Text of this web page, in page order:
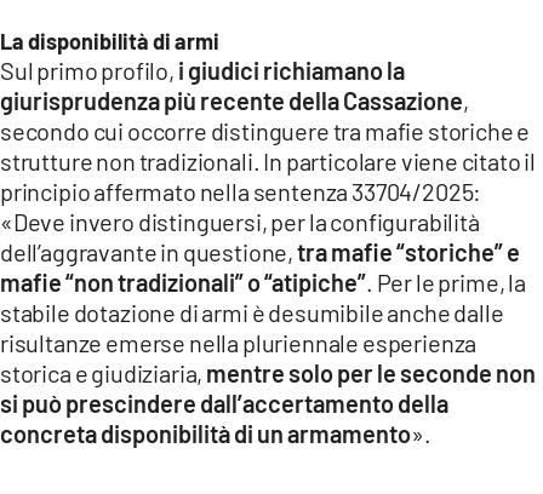
APPLE
La disponibilità di armi
Sul primo profilo, i giudici richiamano la
giurisprudenza più recente della Cassazione,
secondo cui occorre distinguere tra mafie storiche e
strutture non tradizionali. In particolare viene citato il
principio affermato nella sentenza 33704/2025:
«Deve invero distinguersi, per la configurabilità
dell’aggravante in questione,tra mafie “storiche” e
mafie “non tradizionali” o “atipiche” . Per le prime, la
stabile dotazione di armi è desumibile anche dalle
risultanze emerse nella pluriennale esperienza
storica e giudiziaria, mentre solo per le seconde non
si può prescindere dall’accertamento della
concreta disponibilità di un armamento».